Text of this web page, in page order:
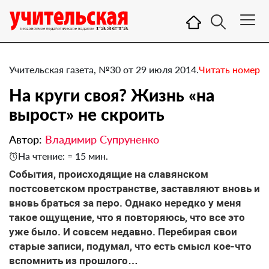
Учительская газета, №30 от 29 июля 2014.Читать номер
На круги своя? Жизнь «на
вырост» не скроить
Автор: Владимир Супруненко
На чтение: ≈ 15 мин.
События, происходящие на славянском
постсоветском пространстве, заставляют вновь и
вновь браться за перо. Однако нередко у меня
такое ощущение, что я повторяюсь, что все это
уже было. И совсем недавно. Перебирая свои
старые записи, подумал, что есть смысл кое-что
вспомнить из прошлого…